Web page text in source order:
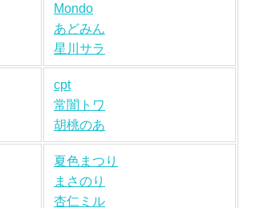
Mondo
あどみん
星川サラ
cpt
常闇トワ
胡桃のあ
夏色まつり
まさのり
杏仁ミル